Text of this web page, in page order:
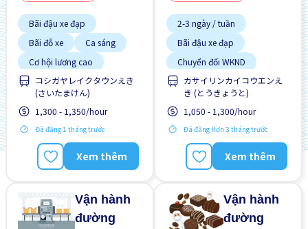
Bãi đậu xe đạp
Bãi đỗ xe
Ca sáng
Cơ hội lương cao
Giao dịch đã thanh toán
Hướng dẫn đào tạo dành
cho người ngoại quốc
Ít hơn theo thời gian
Không cần kinh nghiệm
コシガヤレイクタウンえき
(さいたまけん)
1,300 - 1,350/hour
Đã đăng 1 tháng trước
Xem thêm
2-3 ngày / tuần
Bãi đậu xe đạp
Chuyển đổi WKND
Cơ hội lương cao
Cơ hội nhận việc làm toàn
thời gian
Cơ hội thăng tiến
Không cần kinh nghiệm
Lao động người nước
カサイリンカイコウエンえ
き (とうきょうと)
1,050 - 1,300/hour
Đã đăng Hơn 3 tháng trước
Xem thêm
Vận hành
đường
Vận hành
đường